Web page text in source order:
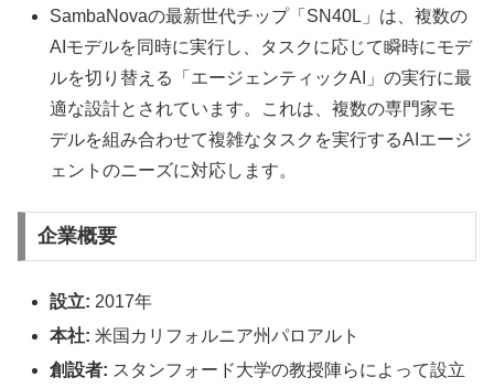
SambaNovaの最新世代チップ「SN40L」は、複数の
AIモデルを同時に実行し、タスクに応じて瞬時にモデ
ルを切り替える「エージェンティックAI」の実行に最
適な設計とされています。これは、複数の専門家モ
デルを組み合わせて複雑なタスクを実行するAIエージ
ェントのニーズに対応します。
企業概要
設立: 2017年
本社: 米国カリフォルニア州パロアルト
創設者: スタンフォード大学の教授陣らによって設立